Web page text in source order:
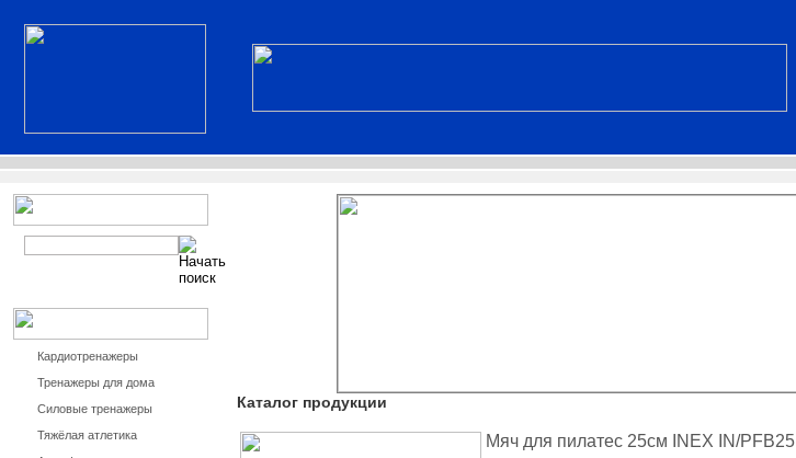
Кардиотренажеры
Тренажеры для дома
Силовые тренажеры
Тяжёлая атлетика
Каталог продукции
Мяч для пилатес 25см INEX IN/PFB25